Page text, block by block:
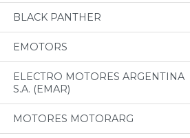
BLACK PANTHER
EMOTORS
ELECTRO MOTORES ARGENTINA
S.A. (EMAR)
MOTORES MOTORARG